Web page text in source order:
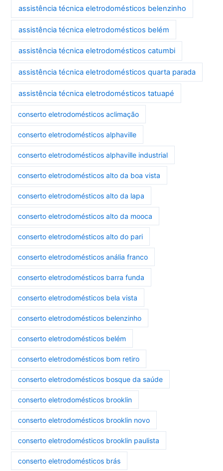
assistência técnica eletrodomésticos belenzinho
assistência técnica eletrodomésticos belém
assistência técnica eletrodomésticos catumbi
assistência técnica eletrodomésticos quarta parada
assistência técnica eletrodomésticos tatuapé
conserto eletrodomésticos aclimação
conserto eletrodomésticos alphaville
conserto eletrodomésticos alphaville industrial
conserto eletrodomésticos alto da boa vista
conserto eletrodomésticos alto da lapa
conserto eletrodomésticos alto da mooca
conserto eletrodomésticos alto do pari
conserto eletrodomésticos anália franco
conserto eletrodomésticos barra funda
conserto eletrodomésticos bela vista
conserto eletrodomésticos belenzinho
conserto eletrodomésticos belém
conserto eletrodomésticos bom retiro
conserto eletrodomésticos bosque da saúde
conserto eletrodomésticos brooklin
conserto eletrodomésticos brooklin novo
conserto eletrodomésticos brooklin paulista
conserto eletrodomésticos brás